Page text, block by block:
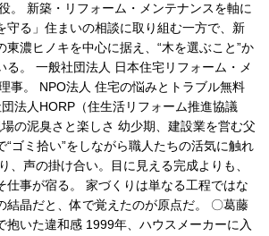
。 新築・リフォーム・メンテナンスを軸に
守る」住まいの相談に取り組む一方で、新
東濃ヒノキを中心に据え、“木を選ぶこと”か
る。 一般社団法人 日本住宅リフォーム・メ
事。 NPO法人 住宅の悩みとトラブル無料
法人HORP（住生活リフォーム推進協議
の泥臭さと楽しさ 幼少期、建設業を営む父
“ゴミ拾い”をしながら職人たちの活気に触れ
、声の掛け合い。目に見える完成よりも、
仕事が宿る。 家づくりは単なる工程ではな
結晶だと、体で覚えたのが原点だ。 〇葛藤
抱いた違和感 1999年、ハウスメーカーに入